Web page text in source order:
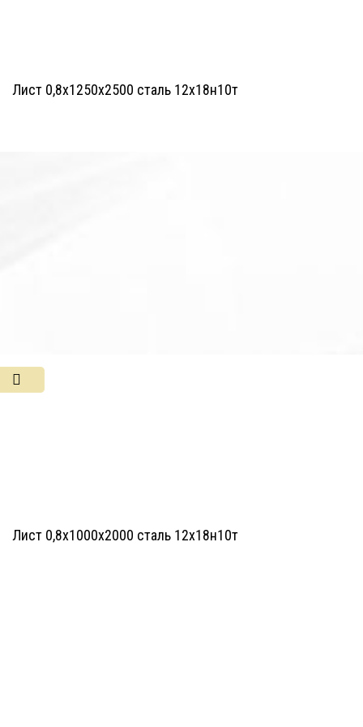
Лист 0,8х1250х2500 сталь 12х18н10т
Лист 0,8х1000х2000 сталь 12х18н10т